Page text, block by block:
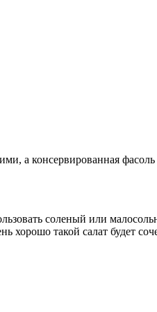
а консервированная фасоль
соленый или
хорошо такой салат будет